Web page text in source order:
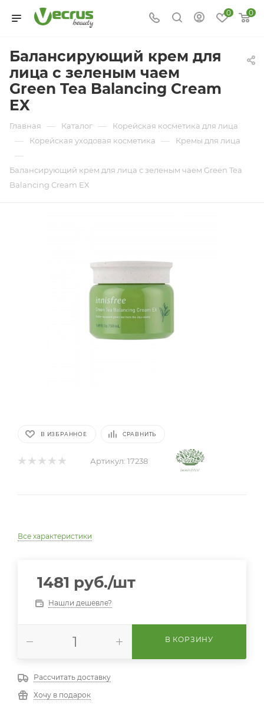
0 0
Балансирующий крем для
лица с зеленым чаем
Green Tea Balancing Cream
EX
Главная — Каталог — Корейская косметика для лица
— Корейская уходовая косметика — Кремы для лица
—
Балансирующий крем для лица с зеленым чаем Green Tea
Balancing Cream EX
В ИЗБРАННОЕ СРАВНИТЬ
Артикул: 17238
Все характеристики
1481 руб./шт
Нашли дешевле?
В КОРЗИНУ
Рассчитать доставку
Хочу в подарок